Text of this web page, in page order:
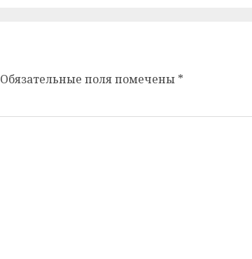
Обязательные поля помечены *